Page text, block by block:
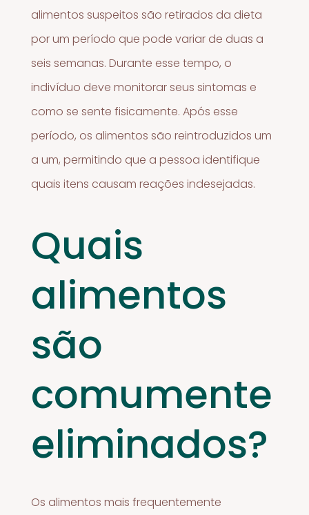
alimentos suspeitos são retirados da dieta
por um período que pode variar de duas a
seis semanas. Durante esse tempo, o
indivíduo deve monitorar seus sintomas e
como se sente fisicamente. Após esse
período, os alimentos são reintroduzidos um
a um, permitindo que a pessoa identifique
quais itens causam reações indesejadas.
Quais
alimentos
são
comumente
eliminados?
Os alimentos mais frequentemente